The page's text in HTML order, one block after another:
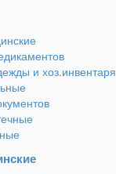
и хоз.инвентаря